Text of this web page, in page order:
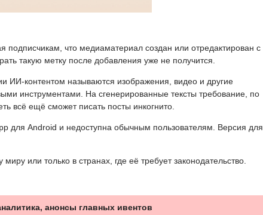
что медиаматериал создан или отредактирован с
такую метку после добавления уже не получится.
ИИ-контентом называются изображения, видео и другие
инструментами. На сгенерированные тексты требование, по
всё ещё сможет писать посты инкогнито.
для Android и недоступна обычным пользователям. Версия для
или только в странах, где её требует законодательство.
анонсы главных ивентов